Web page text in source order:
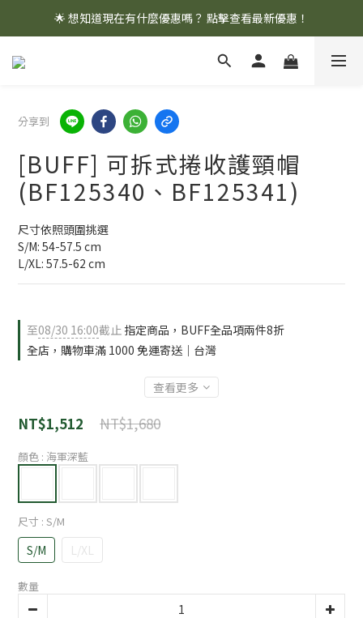
🌟 想知道現在有什麼優惠嗎？ 點擊查看最新優惠！
🌟 想知道現在有什麼優惠嗎？ 點擊查看最新優惠！
全館消費滿 $1,000 即享免運優惠
分享到
[BUFF] 可拆式捲收護頸帽
(BF125340、BF125341)
尺寸依照頭圍挑選
S/M: 54-57.5 cm
L/XL: 57.5-62 cm
至08/30 16:00截止 指定商品，BUFF全品項兩件8折
全店，購物車滿 1000 免運寄送｜台灣
查看更多
NT$1,680
NT$1,512
顏色 : 海軍深藍
尺寸 : S/M
S/M L/XL
數量